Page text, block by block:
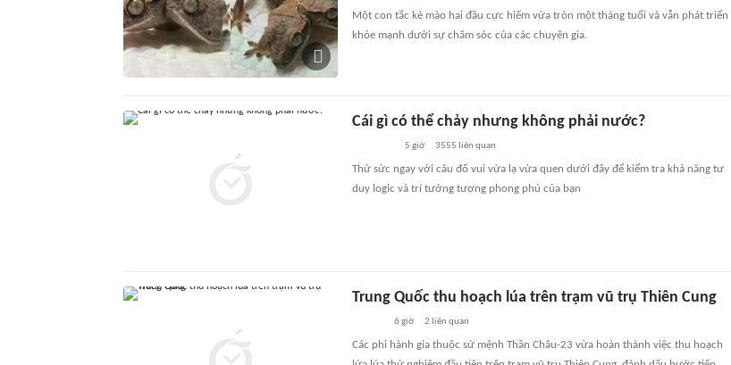
Một con tắc kè mào hai đầu cực hiếm vừa tròn một tháng tuổi và vẫn phát triển
khỏe mạnh dưới sự chăm sóc của các chuyên gia.
Cái gì có thể chảy nhưng không phải nước?
5 giờ 3555 liên quan
Thử sức ngay với câu đố vui vừa lạ vừa quen dưới đây để kiểm tra khả năng tư
duy logic và trí tưởng tượng phong phú của bạn
Trung Quốc thu hoạch lúa trên trạm vũ trụ Thiên Cung
6 giờ 2 liên quan
Các phi hành gia thuộc sứ mệnh Thần Châu-23 vừa hoàn thành việc thu hoạch